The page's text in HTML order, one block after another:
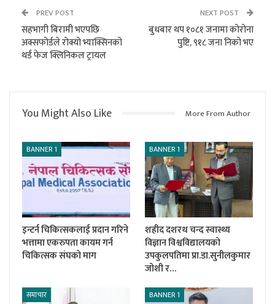
PREV POST
सहभागी बिरामी भएपछि
अक्सफोर्डले रोक्यो भ्याक्सिनको
थर्ड फेज क्लिनिकल ट्रायल
NEXT POST
बुधबार थप १०८१ जनामा कोरोना
पुष्टि, ९१८ जना निको भए
You Might Also Like More From Author
BANNER 1
इन्टर्न चिकित्सकलाई प्रदान गरिने
भत्तामा एकरुपता कायम गर्न
चिकित्सक संघको माग
BANNER 1
शहीद दशरथ चन्द स्वास्थ्य
विज्ञान विश्वविद्यालयको
उपकुलपतिमा प्रा.डा.सुनीलकुमार
जोशी र…
समाचार BANNER 1